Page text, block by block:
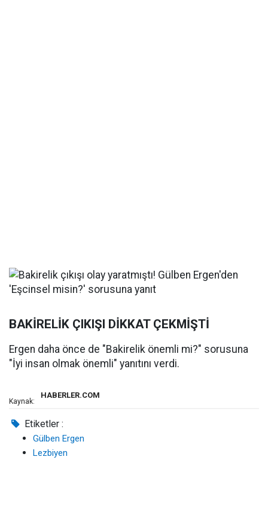
BAKİRELİK ÇIKIŞI DİKKAT ÇEKMİŞTİ
Ergen daha önce de "Bakirelik önemli mi?" sorusuna
"İyi insan olmak önemli" yanıtını verdi.
Kaynak:
HABERLER.COM
Etiketler :
Gülben Ergen
Lezbiyen